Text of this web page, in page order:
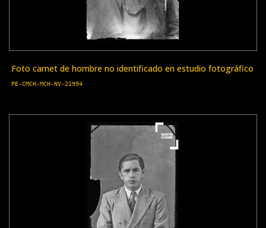
Foto carnet de hombre no identificado en estudio fotográfico
PE-CMCH-MCH-NV-21994